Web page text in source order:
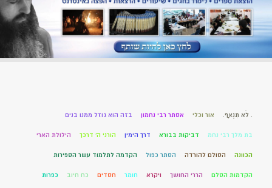
. לֹא תִנְאָף. אור וכלי אסתר רבי נחמון בזה הוא גוזל ממנו בנים
בת מלך רבי נחמ דביקות בבורא דרך הימין הורני ה' דרכך הילולת הארי
הכוונה הסולם להורדה הסתר כפול הקדמה לתלמוד עשר הספירות
הקדמות הסלם הררי החושך ויקרא חומר חסדים כח חיוב כפרות